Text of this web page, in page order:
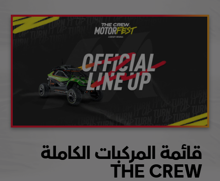
قائمة المركبات الكاملة
THE CREW